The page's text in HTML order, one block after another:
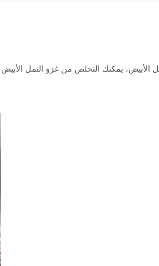
يمكنك التخلص من غزو النمل